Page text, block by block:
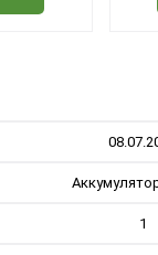
1